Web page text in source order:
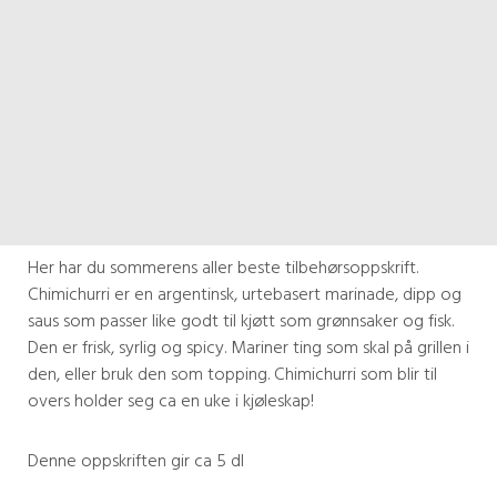
Her har du sommerens aller beste tilbehørsoppskrift.
Chimichurri er en argentinsk, urtebasert marinade, dipp og
saus som passer like godt til kjøtt som grønnsaker og fisk.
Den er frisk, syrlig og spicy. Mariner ting som skal på grillen i
den, eller bruk den som topping. Chimichurri som blir til
overs holder seg ca en uke i kjøleskap!
Denne oppskriften gir ca 5 dl